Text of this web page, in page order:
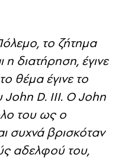
το ζήτημα
διατήρηση, έγινε
θέμα έγινε το
John D. III. Ο John
του ως ο